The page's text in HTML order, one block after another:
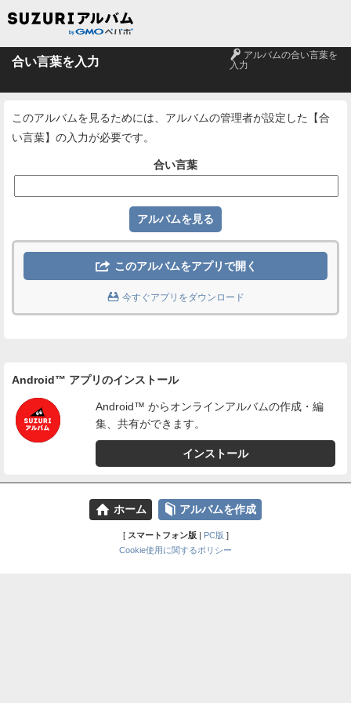
合い言葉を入力 🔑 アルバムの合い言葉を
入力
このアルバムを見るためには、アルバムの管理者が設定した【合
い言葉】の入力が必要です。
合い言葉
 このアルバムをアプリで開く
 今すぐアプリをダウンロード
Android™ アプリのインストール
Android™ からオンラインアルバムの作成・編
集、共有ができます。
インストール
⌂ ホーム 📕 アルバムを作成
[ スマートフォン版| PC版 ]
Cookie使用に関するポリシー